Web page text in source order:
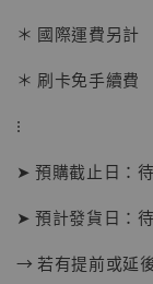
【店內
＊ 國際運費另計
＊ 刷卡免手續費
⁝
➤ 預購截止日：
➤ 預計發貨日：
→ 若有提前或延